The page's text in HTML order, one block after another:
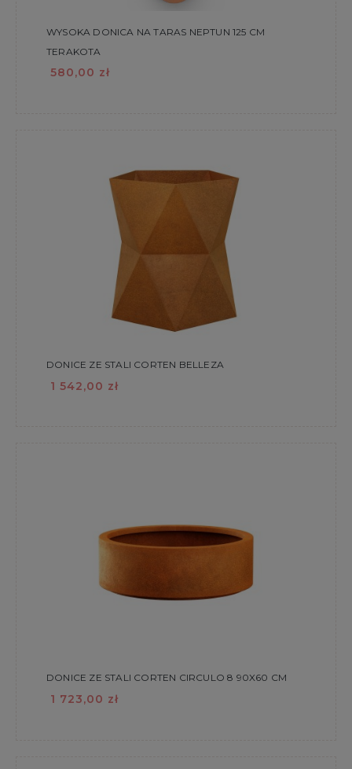
WYSOKA DONICA NA TARAS NEPTUN 125 CM
TERAKOTA
580,00 zł
DONICE ZE STALI CORTEN BELLEZA
1 542,00 zł
DONICE ZE STALI CORTEN CIRCULO 8 90X60 CM
1 723,00 zł